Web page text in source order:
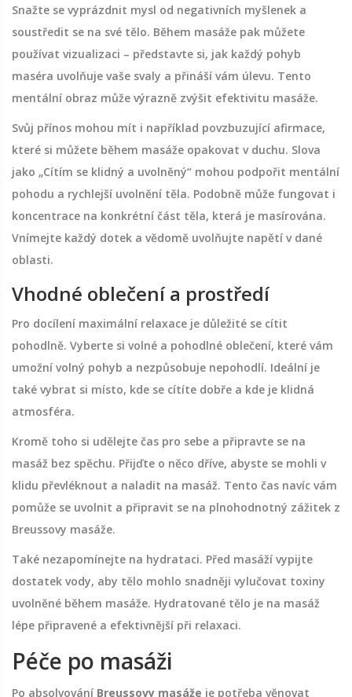
Snažte se vyprázdnit mysl od negativních myšlenek a
soustředit se na své tělo. Během masáže pak můžete
používat vizualizaci – představte si, jak každý pohyb
maséra uvolňuje vaše svaly a přináší vám úlevu. Tento
mentální obraz může výrazně zvýšit efektivitu masáže.
Svůj přínos mohou mít i například povzbuzující afirmace,
které si můžete během masáže opakovat v duchu. Slova
jako „Cítím se klidný a uvolněný“ mohou podpořit mentální
pohodu a rychlejší uvolnění těla. Podobně může fungovat i
koncentrace na konkrétní část těla, která je masírována.
Vnímejte každý dotek a vědomě uvolňujte napětí v dané
oblasti.
Vhodné oblečení a prostředí
Pro docílení maximální relaxace je důležité se cítit
pohodlně. Vyberte si volné a pohodlné oblečení, které vám
umožní volný pohyb a nezpůsobuje nepohodlí. Ideální je
také vybrat si místo, kde se cítíte dobře a kde je klidná
atmosféra.
Kromě toho si udělejte čas pro sebe a připravte se na
masáž bez spěchu. Přijďte o něco dříve, abyste se mohli v
klidu převléknout a naladit na masáž. Tento čas navíc vám
pomůže se uvolnit a připravit se na plnohodnotný zážitek z
Breussovy masáže.
Také nezapomínejte na hydrataci. Před masáží vypijte
dostatek vody, aby tělo mohlo snadněji vylučovat toxiny
uvolněné během masáže. Hydratované tělo je na masáž
lépe připravené a efektivnější při relaxaci.
Péče po masáži
Po absolvování Breussovy masáže je potřeba věnovat